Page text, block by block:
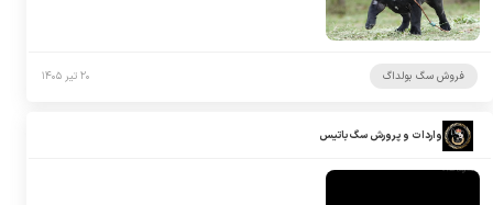
فروش سگ بولداگ ۲۰ تیر ۱۴۰۵
واردات و پرورش سگ باتیس